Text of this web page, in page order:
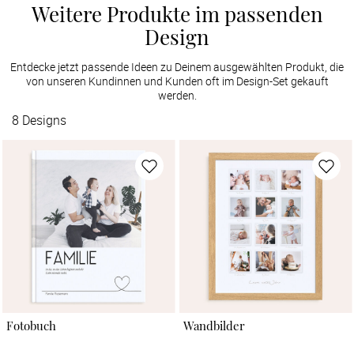
Weitere Produkte im passenden
Design
Entdecke jetzt passende Ideen zu Deinem ausgewählten Produkt, die
von unseren Kundinnen und Kunden oft im Design-Set gekauft
werden.
8 Designs
Fotobuch Wandbilder